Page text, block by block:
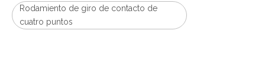
Rodamiento de giro de contacto de
cuatro puntos